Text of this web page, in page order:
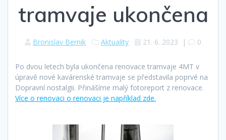
tramvaje ukončena
Bronislav Bernik Aktuality 21. 6. 2023 | 0
Po dvou letech byla ukončena renovace tramvaje 4MT v
úpravě nové kavárenské tramvaje se představila poprvé na
Dopravní nostalgii. Přinášíme malý fotoreport z renovace.
Více o renovaci o renovaci je například zde.